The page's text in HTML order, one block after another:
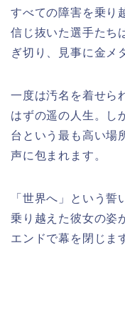
すべての障害を乗り
信じ抜いた選手たち
ぎ切り、見事に金メ
一度は汚名を着せら
はずの遥の人生。し
台という最も高い場
声に包まれます。
「世界へ」という
乗り越えた彼女の姿
エンドで幕を閉じま